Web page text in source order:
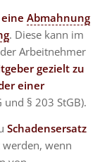
eineAbmahnung
. Diese kann im
Arbeitnehmer
gezielt zu
einer
und § 203 StGB).
Schadensersatz
wenn